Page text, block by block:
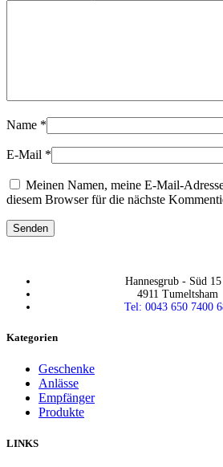
Name *
E-Mail *
Meinen Namen, meine E-Mail-
diesem Browser für die nächste
Hannesgrub - Süd 15
4911 Tumeltsham
Tel: 0043 650 7400
Kategorien
Geschenke
Anlässe
Empfänger
Produkte
LINKS